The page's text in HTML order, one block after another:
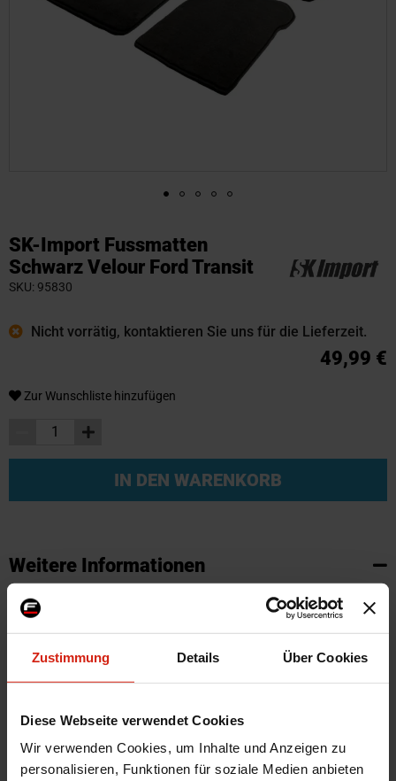
Zustimmung Details Über Cookies
Diese Webseite verwendet Cookies
Wir verwenden Cookies, um Inhalte und Anzeigen zu
personalisieren, Funktionen für soziale Medien anbieten
SK-Import Fussmatten
Schwarz Velour Ford Transit
SKU 95830
Nicht vorrätig, kontaktieren Sie uns für die Lieferzeit.
49,99 €
Zur Wunschliste hinzufügen
IN DEN WARENKORB
Anfang
der
Bildgalerie
Weitere Informationen
Weitere
Informationen
SKU
Marke
SK-Import
Zertifikat
Kein Gutachten oder ABE
Farbe
Schwarz
Montagematerial
Nein
Herstellercode
TM FO561V
Automarkenname
Ford